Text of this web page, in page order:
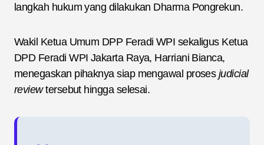
langkah hukum yang dilakukan Dharma Pongrekun.
Wakil Ketua Umum DPP Feradi WPI sekaligus Ketua
DPD Feradi WPI Jakarta Raya, Harriani Bianca,
menegaskan pihaknya siap mengawal proses judicial
reviewtersebut hingga selesai.